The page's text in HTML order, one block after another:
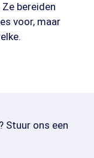
bereiden
voor, maar
Stuur ons een